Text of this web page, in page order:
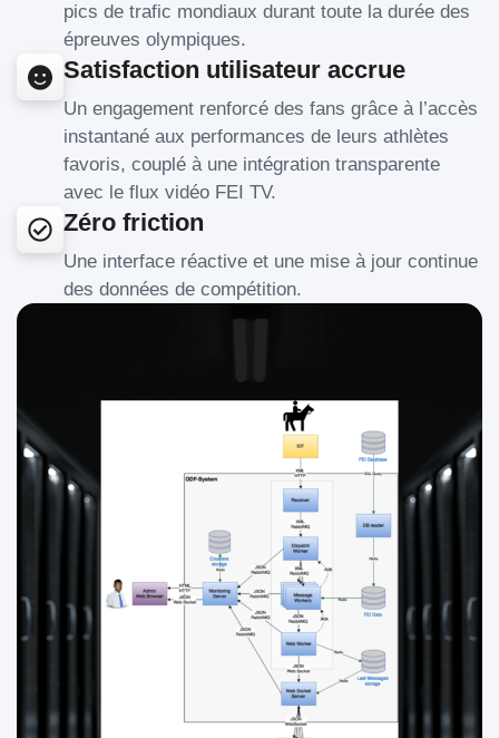
pics de trafic mondiaux durant toute la durée des
épreuves olympiques.
Satisfaction utilisateur accrue
Un engagement renforcé des fans grâce à l’accès
instantané aux performances de leurs athlètes
favoris, couplé à une intégration transparente
avec le flux vidéo FEI TV.
Zéro friction
Une interface réactive et une mise à jour continue
des données de compétition.